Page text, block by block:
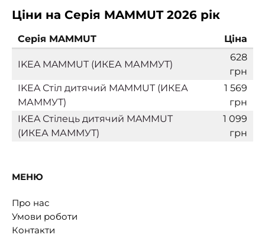
Ціни на Серія MAMMUT 2026 рік
Серія MAMMUT Ціна
IKEA MAMMUT (ИКЕА МАММУТ)
628
грн
IKEA Стіл дитячий MAMMUT (ИКЕА
МАММУТ)
1 569
грн
IKEA Стілець дитячий MAMMUT
(ИКЕА МАММУТ)
1 099
грн
МЕНЮ
Про нас
Умови роботи
Контакти